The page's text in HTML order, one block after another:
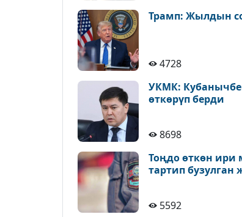
Трамп: Жылдын
4728
УКМК:
өткөрүп берди
8698
Тоңдо өткөн ири
тартип бузулган
5592